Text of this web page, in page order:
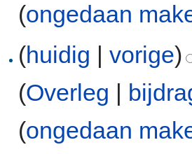
(ongedaan
(huidig |vorige)
(Overleg |
(ongedaan